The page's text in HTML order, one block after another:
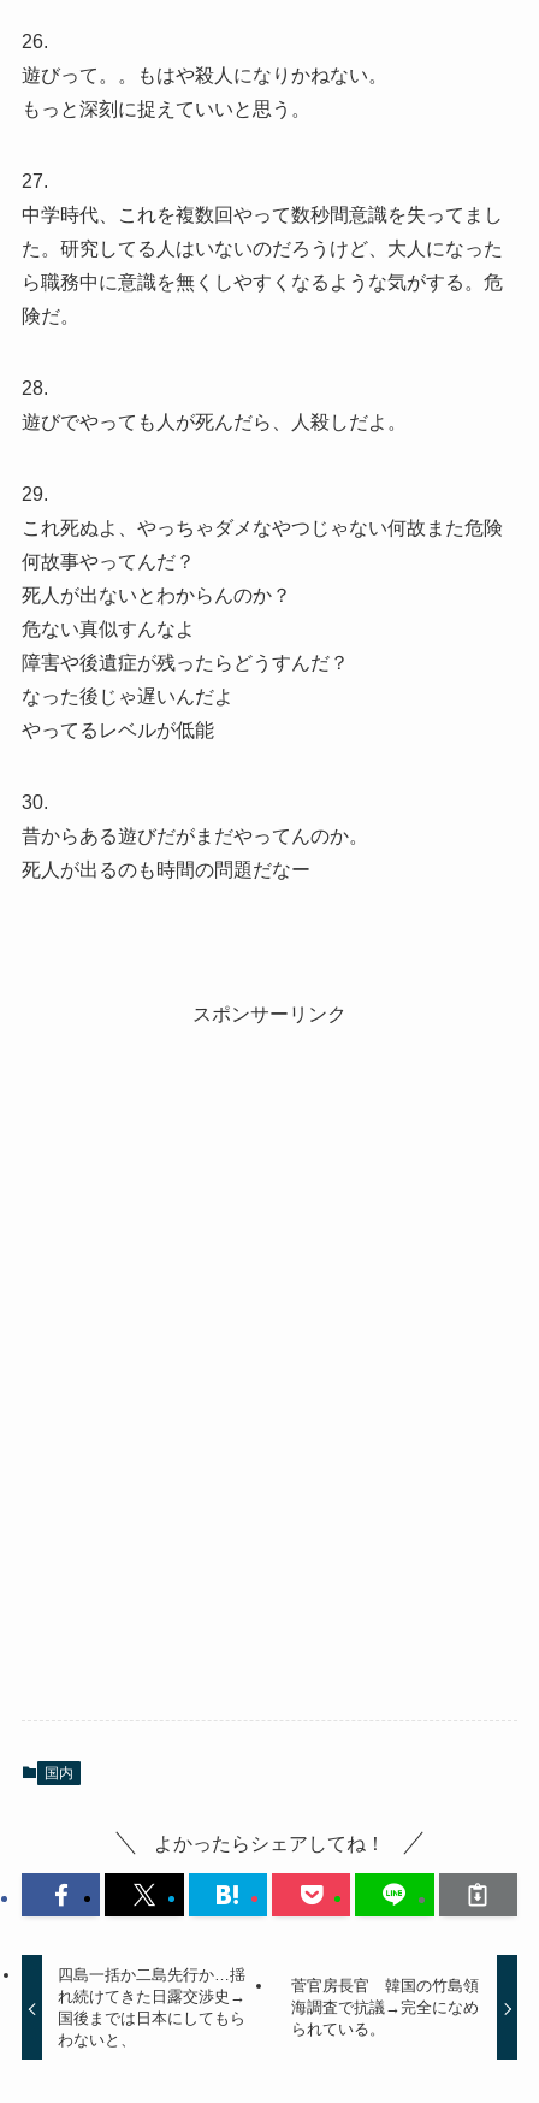
26.
遊びって。。もはや殺人になりかねない。
もっと深刻に捉えていいと思う。
27.
中学時代、これを複数回やって数秒間意識を失ってまし
た。研究してる人はいないのだろうけど、大人になった
ら職務中に意識を無くしやすくなるような気がする。危
険だ。
28.
遊びでやっても人が死んだら、人殺しだよ。
29.
これ死ぬよ、やっちゃダメなやつじゃない何故また危険
何故事やってんだ？
死人が出ないとわからんのか？
危ない真似すんなよ
障害や後遺症が残ったらどうすんだ？
なった後じゃ遅いんだよ
やってるレベルが低能
30.
昔からある遊びだがまだやってんのか。
死人が出るのも時間の問題だなー
スポンサーリンク
国内
よかったらシェアしてね！
四島一括か二島先行か…揺
れ続けてきた日露交渉史→
国後までは日本にしてもら
わないと、
菅官房長官 韓国の竹島領
海調査で抗議→完全になめ
られている。